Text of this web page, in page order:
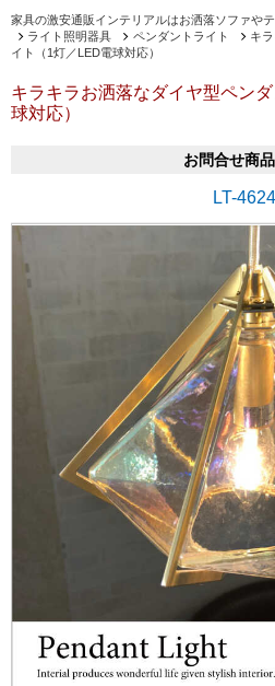
家具の激安通販インテリアルはお洒落ソファや
ライト照明器具
ペンダントライト
キ
イト（1灯／LED電球対応）
キラキラお洒落なダイヤ型ペン
球対応）
お問合せ商
LT-4624